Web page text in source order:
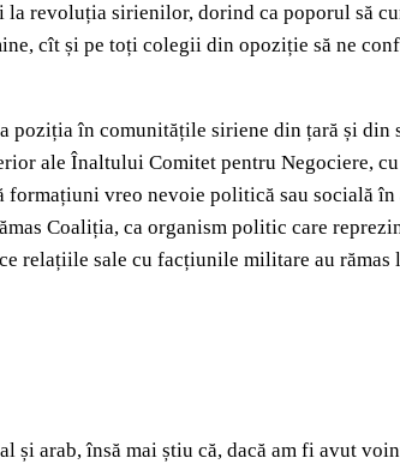
revoluția sirienilor, dorind ca poporul să
cît și pe toți colegii din opoziție să ne
în comunitățile siriene din țară și din
ale Înaltului Comitet pentru Negociere, cu
vreo nevoie politică sau socială
Coaliția, ca organism politic care
relațiile sale cu facțiunile militare au
arab, însă mai știu că, dacă am fi avut